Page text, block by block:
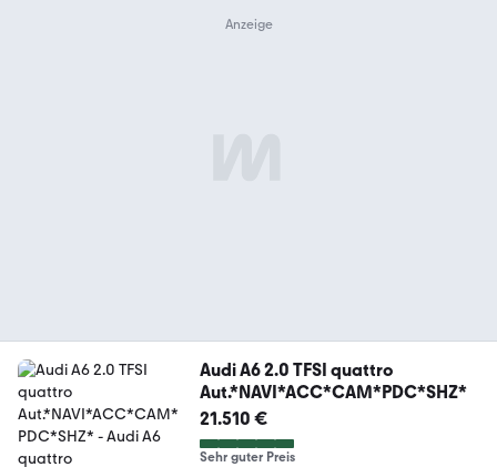
Audi A6 2.0 TFSI quattro
Aut.*NAVI*ACC*CAM*PDC*SHZ*
21.510 €
Sehr guter Preis